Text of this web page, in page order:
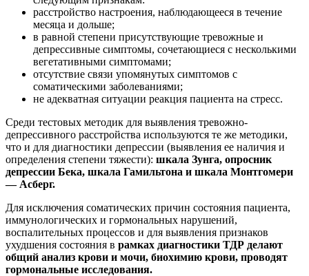
расстройство настроения, наблюдающееся в течение
месяца и дольше;
в равной степени присутствующие тревожные и
депрессивные симптомы, сочетающиеся с несколькими
вегетативными симптомами;
отсутствие связи упомянутых симптомов с
соматическими заболеваниями;
не адекватная ситуации реакция пациента на стресс.
Среди тестовых методик для выявления тревожно-
депрессивного расстройства используются те же методики,
что и для диагностики депрессии (выявления ее наличия и
определения степени тяжести): шкала Зунга, опросник
депрессии Бека, шкала Гамильтона и шкала Монтгомери
— Асберг.
Для исключения соматических причин состояния пациента,
иммунологических и гормональных нарушений,
воспалительных процессов и для выявления признаков
ухудшения состояния в рамках диагностики ТДР делают
общий анализ крови и мочи, биохимию крови, проводят
гормональные исследования.